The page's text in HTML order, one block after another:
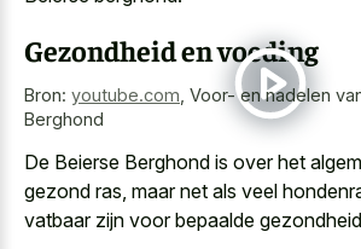
Gezondheid en voeding
Bron: youtube.com Voor- en nadelen
Berghond
De Beierse Berghond is over het
gezond ras, maar net als veel
vatbaar zijn voor bepaalde